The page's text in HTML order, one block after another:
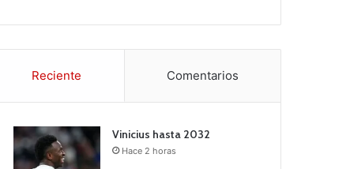
Reciente Comentarios
Vinicius hasta 2032
Hace 2 horas